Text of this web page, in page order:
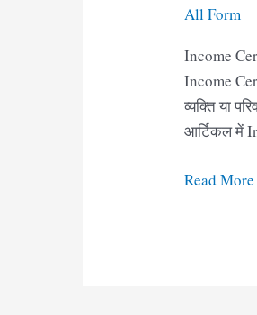
All Form
Income
Income
व्यक्ति या
आर्टिकल में
आय
Read More